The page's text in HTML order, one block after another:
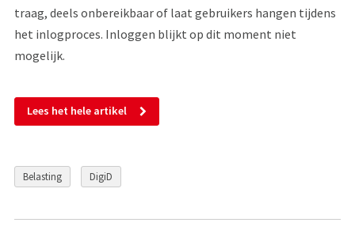
traag, deels onbereikbaar of laat gebruikers hangen tijdens
het inlogproces. Inloggen blijkt op dit moment niet
mogelijk.
Lees het hele artikel
Belasting DigiD